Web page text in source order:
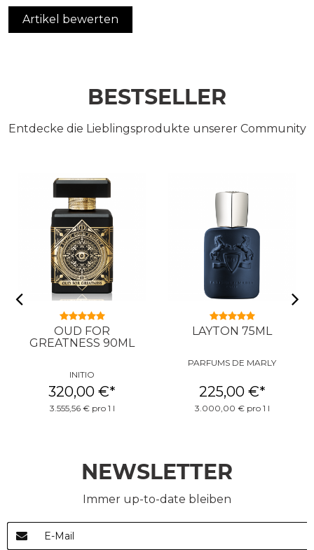
Artikel bewerten
BESTSELLER
Entdecke die Lieblingsprodukte unserer Community
OUD FOR
GREATNESS 90ML
INITIO
320,00 €*
3.555,56 € pro 1 l
LAYTON 75ML
PARFUMS DE MARLY
225,00 €*
3.000,00 € pro 1 l
NEWSLETTER
Immer up-to-date bleiben